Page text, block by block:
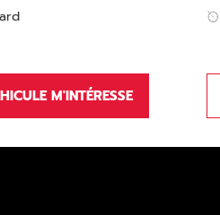
M'INTÉRESSE